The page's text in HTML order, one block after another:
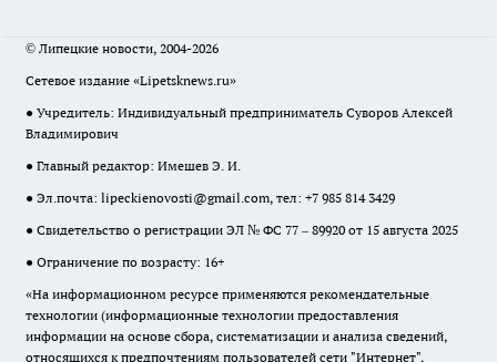
© Липецкие новости, 2004-2026
Сетевое издание «Lipetsknews.ru»
● Учредитель: Индивидуальный предприниматель Суворов Алексей
Владимирович
● Главный редактор: Имешев Э. И.
● Эл.почта: lipeckienovosti@gmail.com, тел: +7 985 814 3429
● Свидетельство о регистрации ЭЛ № ФС 77 – 89920 от 15 августа 2025
● Ограничение по возрасту: 16+
«На информационном ресурсе применяются рекомендательные
технологии (информационные технологии предоставления
информации на основе сбора, систематизации и анализа сведений,
относящихся к предпочтениям пользователей сети "Интернет",